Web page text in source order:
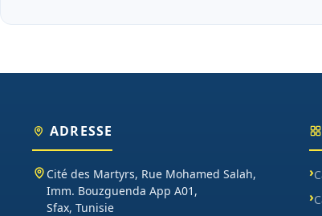
ADRESSE
Cité des Martyrs, Rue Mohamed Salah,
Imm. Bouzguenda App A01,
Sfax, Tunisie